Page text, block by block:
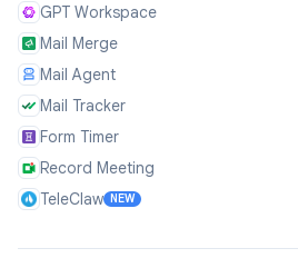
GPT Workspace
Mail Merge
Mail Agent
Mail Tracker
Form Timer
Record Meeting
TeleClaw NEW